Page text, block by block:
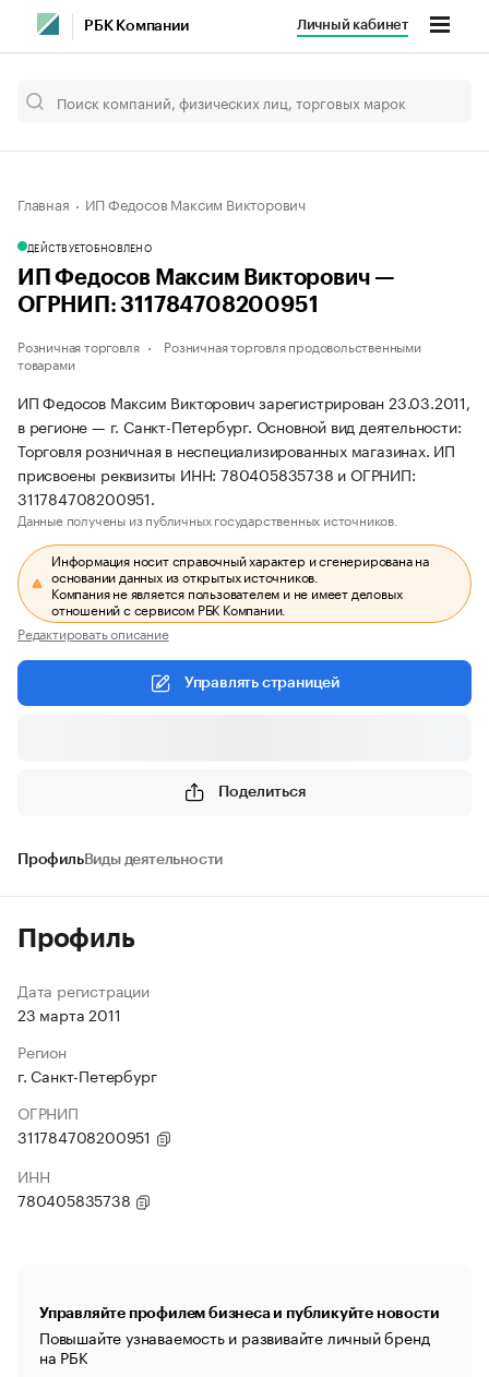
РБК Компании Личный кабинет
Главная ИП Федосов Максим Викторович
ДЕЙСТВУЕТОБНОВЛЕНО
ИП Федосов Максим Викторович —
ОГРНИП: 311784708200951
Розничная торговля
Розничная торговля продовольственными
товарами
ИП Федосов Максим Викторович зарегистрирован 23.03.2011,
в регионе — г. Санкт-Петербург. Основной вид деятельности:
Торговля розничная в неспециализированных магазинах. ИП
присвоены реквизиты ИНН: 780405835738 и ОГРНИП:
311784708200951.
Данные получены из публичных государственных источников.
Информация носит справочный характер и сгенерирована на
основании данных из открытых источников.
Компания не является пользователем и не имеет деловых
отношений с сервисом РБК Компании.
Редактировать описание
Управлять страницей
Поделиться
ПрофильВиды деятельности
Профиль
Дата регистрации
23 марта 2011
Регион
г. Санкт-Петербург
ОГРНИП
311784708200951
ИНН
780405835738
Управляйте профилем бизнеса и публикуйте новости
Повышайте узнаваемость и развивайте личный бренд
на РБК